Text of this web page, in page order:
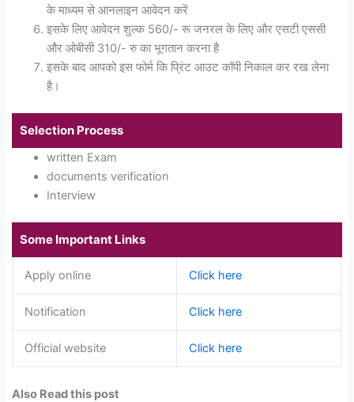
के माध्यम से आनलाइन आवेदन करें
इसके लिए आवेदन शुल्क 560/- रू जनरल के लिए और एसटी एससी
और ओबीसी 310/- रु का भूगतान करना है
इसके बाद आपको इस फोर्म कि प्रिंट आउट कॉपी निकाल कर रख लेना
है।
Selection Process
written Exam
documents verification
Interview
Some Important Links
Apply online Click here
Notification Click here
Official website Click here
Also Read this post